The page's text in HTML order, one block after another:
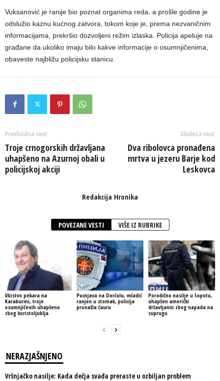
Vuksanović je ranije bio poznat organima reda, a prošle godine je
odslužio kaznu kućnog zatvora, tokom koje je, prema nezvaničnim
informacijama, prekršio dozvoljeni režim izlaska. Policija apeluje na
građane da ukoliko imaju bilo kakve informacije o osumnjičenima,
obaveste najbližu policijsku stanicu.
Prethodna vest
Troje crnogorskih državljana
uhapšeno na Azurnoj obali u
policijskoj akciji
Sledeća vest
Dva ribolovca pronađena
mrtva u jezeru Barje kod
Leskovca
Redakcija Hronika
POVEZANE VESTI VIŠE IZ RUBRIKE
Ubistvo pekara na
Karaburmi, troje
osumnjičenih uhapšeno
zbog koristoljublja
Pucnjava na Dorćolu, mladić
ranjen u stomak, policija
pronašla čauru
Porodično nasilje u Sopotu,
uhapšen američki
državljanin zbog napada na
suprugu
NERAZJAŠNJENO
Vršnjačko nasilje: Kada dečja svađa preraste u ozbiljan problem